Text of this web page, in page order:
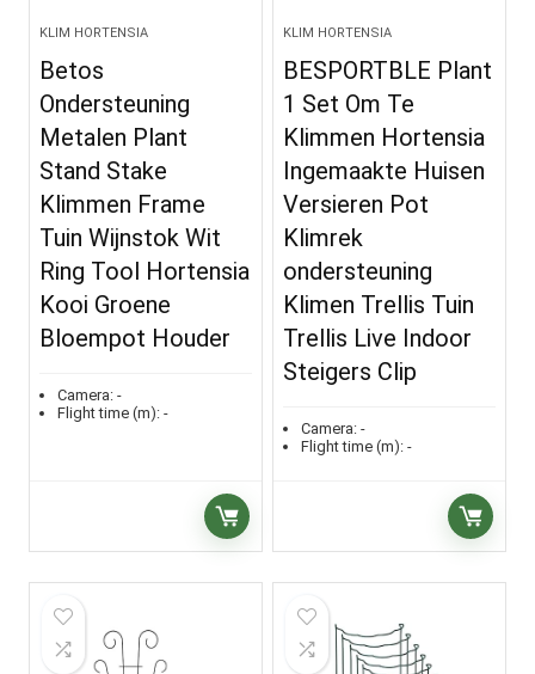
KLIM HORTENSIA
Betos
Ondersteuning
Metalen Plant
Stand Stake
Klimmen Frame
Tuin Wijnstok Wit
Ring Tool Hortensia
Kooi Groene
Bloempot Houder
Camera: -
Flight time (m): -
KLIM HORTENSIA
BESPORTBLE Plant
1 Set Om Te
Klimmen Hortensia
Ingemaakte Huisen
Versieren Pot
Klimrek
ondersteuning
Klimen Trellis Tuin
Trellis Live Indoor
Steigers Clip
Camera: -
Flight time (m): -